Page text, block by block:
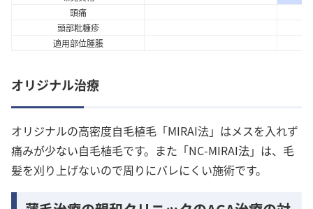
頭痛
頭部粃糠疹
適用部位腫脹
オリジナル治療
オリジナルの高密度自毛植毛「MIRAI法」はメスを入れず
痛みが少ない自毛植毛です。また「NC-MIRAI法」は、毛
髪を刈り上げないので周りにバレにくい施術です。